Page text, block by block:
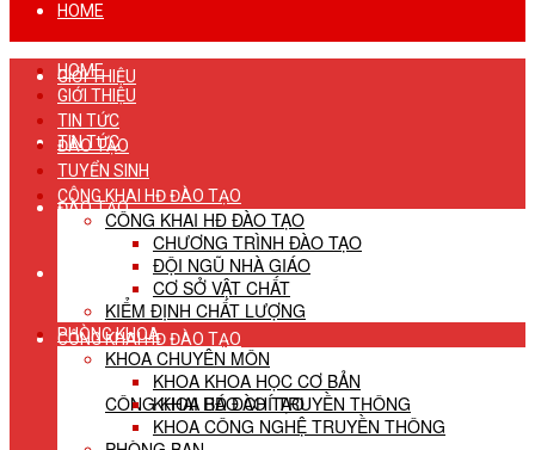
HOME
GIỚI THIỆU
TIN TỨC
ĐÀO TẠO
TUYỂN SINH
CÔNG KHAI HĐ ĐÀO TẠO
CÔNG KHAI HĐ ĐÀO TẠO
HOME
GIỚI THIỆU
TIN TỨC
ĐÀO TẠO
TUYỂN SINH
CÔNG KHAI HĐ ĐÀO TẠO
CÔNG KHAI HĐ ĐÀO TẠO
CHƯƠNG TRÌNH ĐÀO TẠO
ĐỘI NGŨ NHÀ GIÁO
CƠ SỞ VẬT CHẤT
KIỂM ĐỊNH CHẤT LƯỢNG
PHÒNG KHOA
KHOA CHUYÊN MÔN
KHOA KHOA HỌC CƠ BẢN
KHOA BÁO CHÍ TRUYỀN THÔNG
KHOA CÔNG NGHỆ TRUYỀN THÔNG